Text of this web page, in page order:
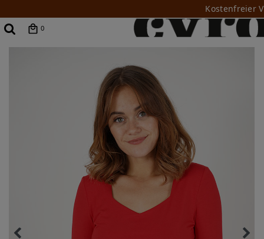
Kostenfreier
0